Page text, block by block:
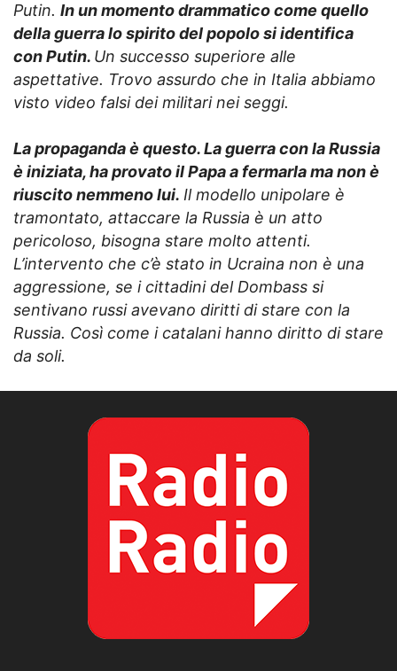
Putin. In un momento drammatico come quello
della guerra lo spirito del popolo si identifica
con Putin. Un successo superiore alle
aspettative. Trovo assurdo che in Italia abbiamo
visto video falsi dei militari nei seggi.
La propaganda è questo. La guerra con la Russia
è iniziata, ha provato il Papa a fermarla ma non è
riuscito nemmeno lui. Il modello unipolare è
tramontato, attaccare la Russia è un atto
pericoloso, bisogna stare molto attenti.
L’intervento che c’è stato in Ucraina non è una
aggressione, se i cittadini del Dombass si
sentivano russi avevano diritti di stare con la
Russia. Così come i catalani hanno diritto di stare
da soli.